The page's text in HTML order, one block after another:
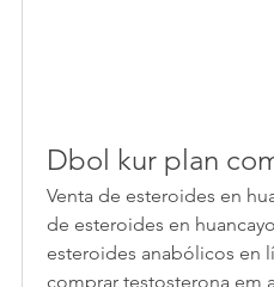
Dbol kur plan
Venta de esteroides en
de esteroides en
esteroides anabólicos en
comprar testosterona em